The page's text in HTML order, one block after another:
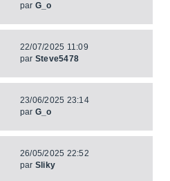
par G_o
22/07/2025 11:09
par Steve5478
23/06/2025 23:14
par G_o
26/05/2025 22:52
par Sliky